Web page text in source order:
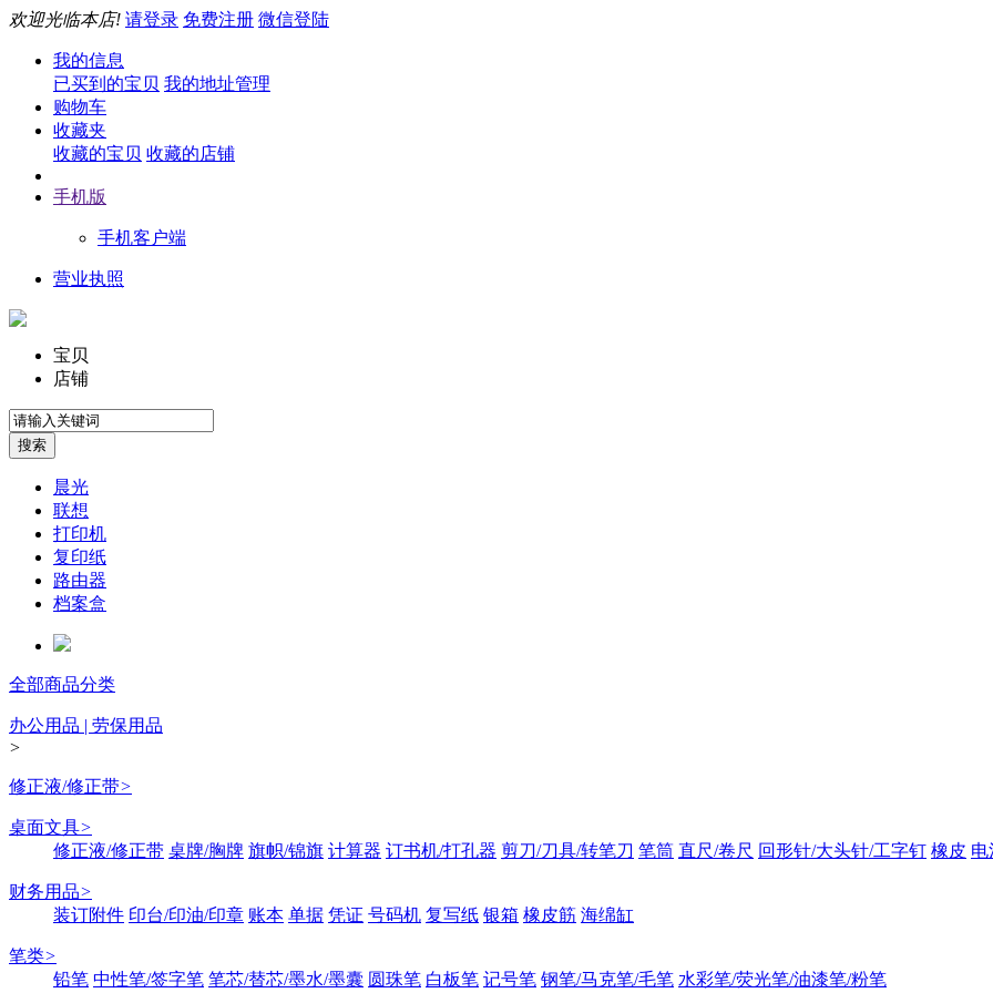
欢迎光临本店! 请登录 免费注册 微信登陆
我的信息
已买到的宝贝 我的地址管理
购物车
收藏夹
收藏的宝贝 收藏的店铺
手机版
手机客户端
营业执照
宝贝
店铺
晨光
联想
打印机
复印纸
路由器
档案盒
全部商品分类
办公用品 | 劳保用品
>
修正液/修正带>
桌面文具>
修正液/修正带 桌牌/胸牌 旗帜/锦旗 计算器 订书机/打孔器 剪刀/刀具/转笔刀 笔筒 直尺/卷尺 回形针/大头针/工字钉 橡皮 电
财务用品>
装订附件 印台/印油/印章 账本 单据 凭证 号码机 复写纸 银箱 橡皮筋 海绵缸
笔类>
铅笔 中性笔/签字笔 笔芯/替芯/墨水/墨囊 圆珠笔 白板笔 记号笔 钢笔/马克笔/毛笔 水彩笔/荧光笔/油漆笔/粉笔